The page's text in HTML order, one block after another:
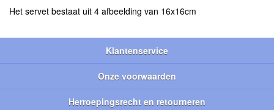
Het servet bestaat uit 4 afbeelding van 16x16cm
Klantenservice
Onze voorwaarden
Herroepingsrecht en retourneren